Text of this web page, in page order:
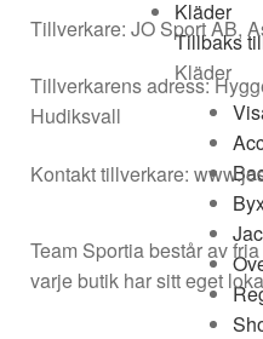
Kläder
Tillbaks
Kläder
Tillverkare: JO Sport AB,
Tillverkarens adress:
Hudiksvall
Kontakt tillverkare:
Team Sportia består av
varje butik har sitt eget